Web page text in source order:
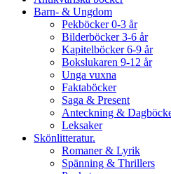
Barn- & Ungdom
Pekböcker 0-3 år
Bilderböcker 3-6 år
Kapitelböcker 6-9 år
Bokslukaren 9-12 år
Unga vuxna
Faktaböcker
Saga & Present
Anteckning &
Leksaker
Skönlitteratur.
Romaner & Lyrik
Spänning & Thrillers